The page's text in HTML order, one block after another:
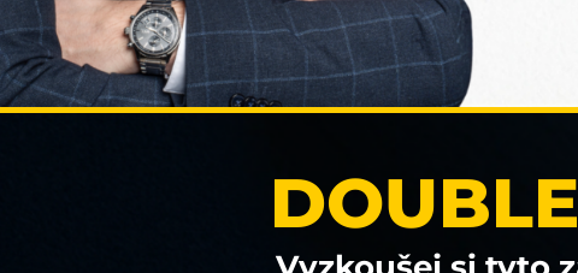
DOUBLE